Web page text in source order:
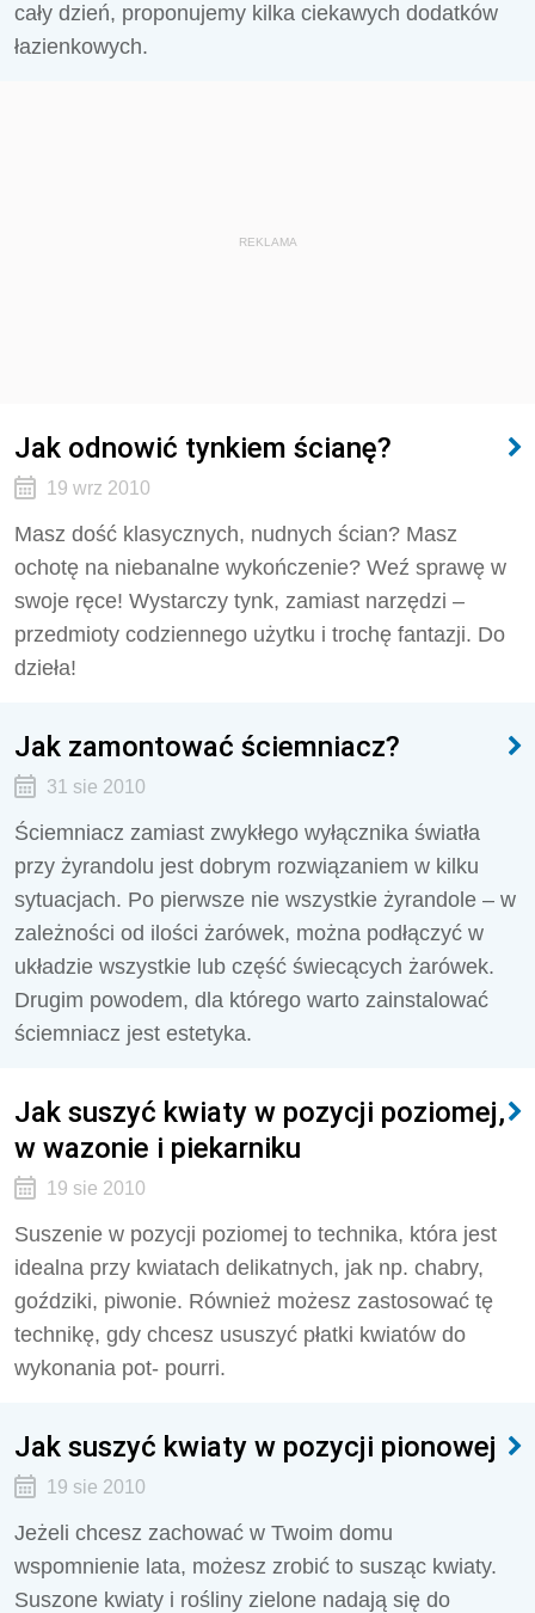
cały dzień, proponujemy kilka ciekawych dodatków
łazienkowych.
REKLAMA
Jak odnowić tynkiem ścianę?
19 wrz 2010
Masz dość klasycznych, nudnych ścian? Masz
ochotę na niebanalne wykończenie? Weź sprawę w
swoje ręce! Wystarczy tynk, zamiast narzędzi –
przedmioty codziennego użytku i trochę fantazji. Do
dzieła!
Jak zamontować ściemniacz?
31 sie 2010
Ściemniacz zamiast zwykłego wyłącznika światła
przy żyrandolu jest dobrym rozwiązaniem w kilku
sytuacjach. Po pierwsze nie wszystkie żyrandole – w
zależności od ilości żarówek, można podłączyć w
układzie wszystkie lub część świecących żarówek.
Drugim powodem, dla którego warto zainstalować
ściemniacz jest estetyka.
Jak suszyć kwiaty w pozycji poziomej,
w wazonie i piekarniku
19 sie 2010
Suszenie w pozycji poziomej to technika, która jest
idealna przy kwiatach delikatnych, jak np. chabry,
goździki, piwonie. Również możesz zastosować tę
technikę, gdy chcesz ususzyć płatki kwiatów do
wykonania pot- pourri.
Jak suszyć kwiaty w pozycji pionowej
19 sie 2010
Jeżeli chcesz zachować w Twoim domu
wspomnienie lata, możesz zrobić to susząc kwiaty.
Suszone kwiaty i rośliny zielone nadają się do